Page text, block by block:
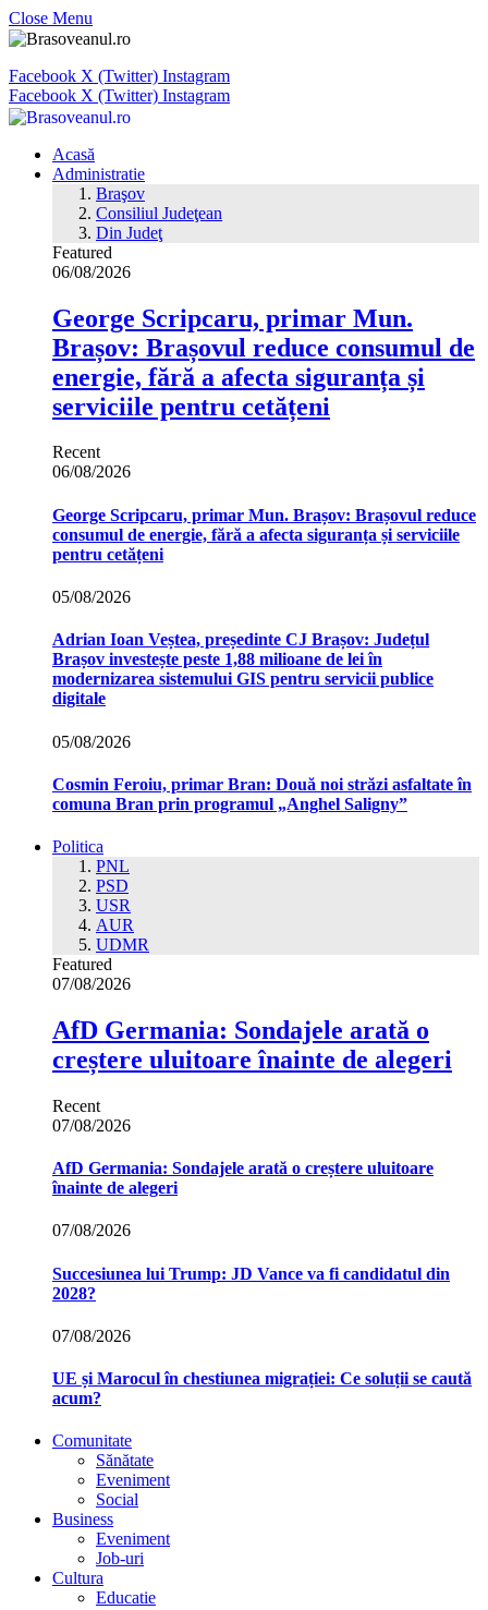
Close Menu
Facebook X (Twitter) Instagram
Facebook X (Twitter) Instagram
Acasă
Administratie
Braşov
Consiliul Judeţean
Din Judeţ
Featured
06/08/2026
George Scripcaru, primar Mun.
Brașov: Brașovul reduce consumul de
energie, fără a afecta siguranța și
serviciile pentru cetățeni
Recent
06/08/2026
George Scripcaru, primar Mun. Brașov: Brașovul reduce
consumul de energie, fără a afecta siguranța și serviciile
pentru cetățeni
05/08/2026
Adrian Ioan Veștea, președinte CJ Brașov: Județul
Brașov investește peste 1,88 milioane de lei în
modernizarea sistemului GIS pentru servicii publice
digitale
05/08/2026
Cosmin Feroiu, primar Bran: Două noi străzi asfaltate în
comuna Bran prin programul „Anghel Saligny”
Politica
PNL
PSD
USR
AUR
UDMR
Featured
07/08/2026
AfD Germania: Sondajele arată o
creștere uluitoare înainte de alegeri
Recent
07/08/2026
AfD Germania: Sondajele arată o creștere uluitoare
înainte de alegeri
07/08/2026
Succesiunea lui Trump: JD Vance va fi candidatul din
2028?
07/08/2026
UE și Marocul în chestiunea migrației: Ce soluții se caută
acum?
Comunitate
Sănătate
Eveniment
Social
Business
Eveniment
Job-uri
Cultura
Educatie